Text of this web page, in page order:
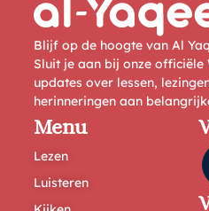
Blijf op de hoogte van Al
Sluit je aan bij onze
updates over lessen,
herinneringen aan
Menu
Lezen
Luisteren